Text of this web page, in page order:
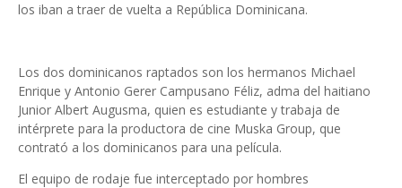
los iban a traer de vuelta a República Dominicana.
Los dos dominicanos rap­tados son los hermanos Mi­chael
Enrique y Antonio Ge­rer Campusano Féliz, adma del haitiano
Junior Albert Augusma, quien es estudian­te y trabaja de
intérprete para la productora de cine Muska Group, que
contrató a los do­minicanos para una película.
El equipo de rodaje fue interceptado por hombres